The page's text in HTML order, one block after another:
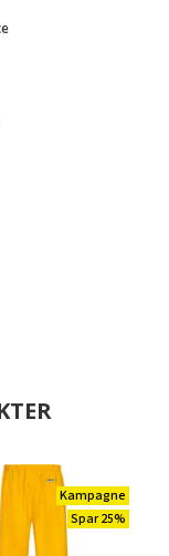
Kampagne
Spar 25%